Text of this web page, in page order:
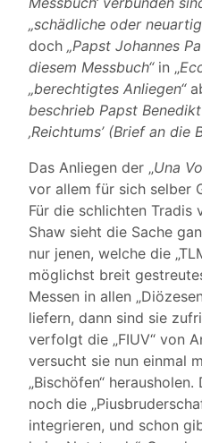
„schädliche oder
doch „Papst Johannes
diesem Messbuch“in „
„berechtigtes Anliegen“
beschrieb Papst
‚Reichtums’ (Brief an die
Das Anliegen der „Una
vor allem für sich selber
Für die schlichten Tradis
Shaw sieht die Sache
nur jenen, welche die
möglichst breit
Messen in allen
liefern, dann sind sie
verfolgt die „FIUV“ von
versucht sie nun einmal
„Bischöfen“
noch die
integrieren, und schon